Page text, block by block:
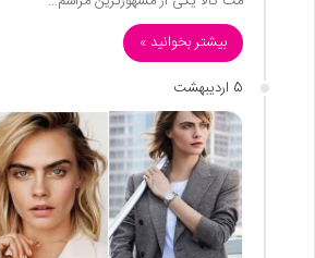
بیشتر بخوانید »
5 اردیبهشت